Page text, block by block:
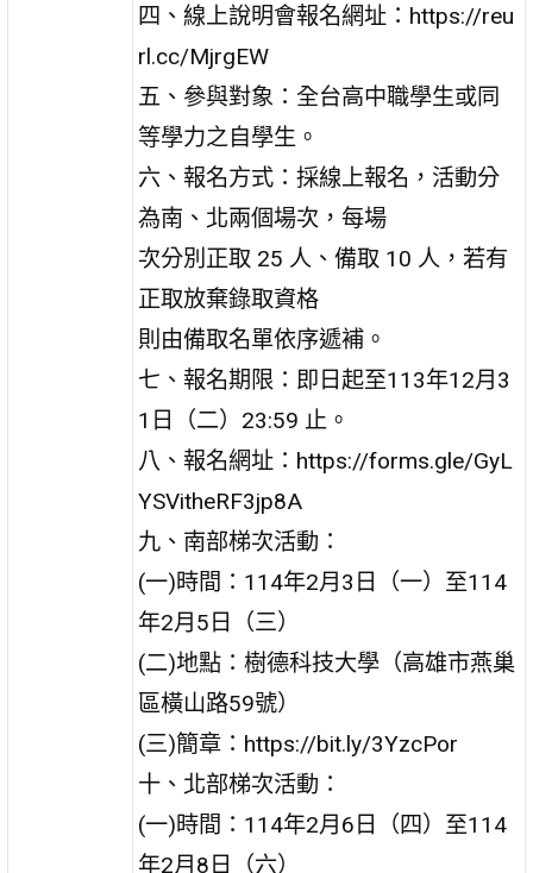
四、線上說明會報名網址：https://reu
rl.cc/MjrgEW
五、參與對象：全台高中職學生或同
等學力之自學生。
六、報名方式：採線上報名，活動分
為南、北兩個場次，每場
次分別正取 25 人、備取 10 人，若有
正取放棄錄取資格
則由備取名單依序遞補。
七、報名期限：即日起至113年12月3
1日（二）23:59 止。
八、報名網址：https://forms.gle/GyL
YSVitheRF3jp8A
九、南部梯次活動：
(一)時間：114年2月3日（一）至114
年2月5日（三）
(二)地點：樹德科技大學（高雄市燕巢
區橫山路59號）
(三)簡章：https://bit.ly/3YzcPor
十、北部梯次活動：
(一)時間：114年2月6日（四）至114
年2月8日（六）